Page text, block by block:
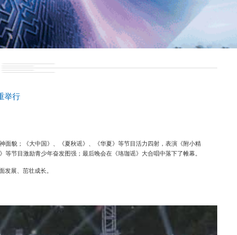
举行
貌；《大中国》、《夏秋谣》、《华夏》等节目活力四射，表演《附小精
节目激励青少年奋发图强；最后晚会在《珞珈谣》大合唱中落下了帷幕。
发展、茁壮成长。